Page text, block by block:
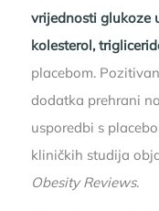
vrijednosti glukoze
kolesterol,
placebom.
dodatka prehrani
usporedbi s
kliničkih studija
Obesity Reviews.